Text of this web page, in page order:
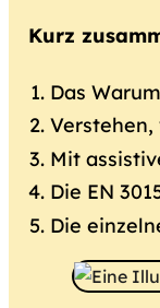
Kurz
Das
Verstehen,
Mit
Die EN
Die